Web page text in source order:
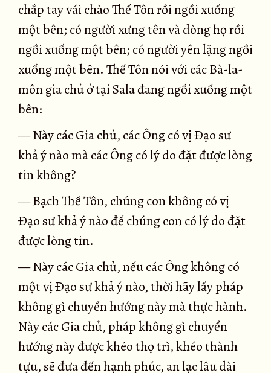
chắp tay vái chào Thế Tôn rồi ngồi xuống
một bên; có người xưng tên và dòng họ rồi
ngồi xuống một bên; có người yên lặng ngồi
xuống một bên. Thế Tôn nói với các Bà-la-
môn gia chủ ở tại Sala đang ngồi xuống một
bên:
— Này các Gia chủ, các Ông có vị Ðạo sư
khả ý nào mà các Ông có lý do đặt được lòng
tin không?
— Bạch Thế Tôn, chúng con không có vị
Ðạo sư khả ý nào để chúng con có lý do đặt
được lòng tin.
— Này các Gia chủ, nếu các Ông không có
một vị Ðạo sư khả ý nào, thời hãy lấy pháp
không gì chuyển hướng này mà thực hành.
Này các Gia chủ, pháp không gì chuyển
hướng này được khéo thọ trì, khéo thành
tựu, sẽ đưa đến hạnh phúc, an lạc lâu dài